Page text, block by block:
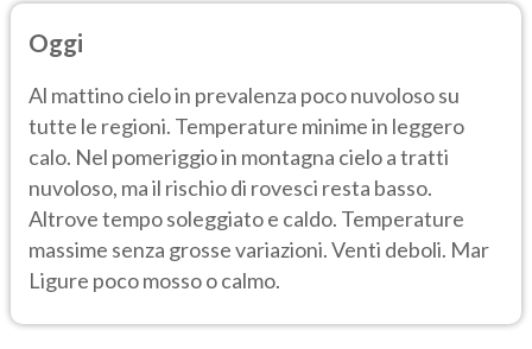
Oggi
Al mattino cielo in prevalenza poco nuvoloso su
tutte le regioni. Temperature minime in leggero
calo. Nel pomeriggio in montagna cielo a tratti
nuvoloso, ma il rischio di rovesci resta basso.
Altrove tempo soleggiato e caldo. Temperature
massime senza grosse variazioni. Venti deboli. Mar
Ligure poco mosso o calmo.